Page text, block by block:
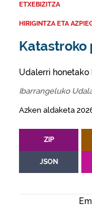
ETXEBIZITZA
HIRIGINTZA ETA
Udalerri
Ibarrangeluko
Azken aldaketa
ZIP
JSON